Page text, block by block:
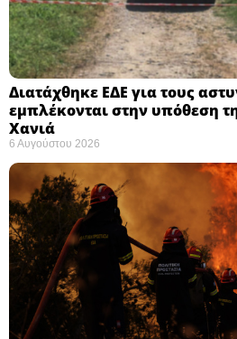
Διατάχθηκε ΕΔΕ για τους
εμπλέκονται στην υπόθεση
Χανιά
6 Αυγούστου 2026